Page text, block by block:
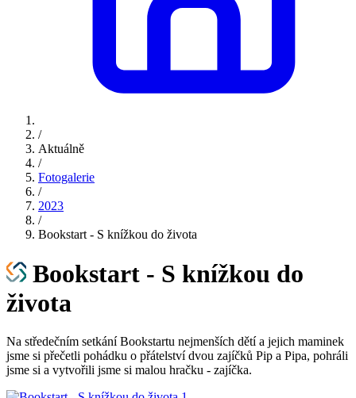
/
Aktuálně
/
Fotogalerie
/
2023
/
Bookstart - S knížkou do života
Bookstart - S knížkou do
života
Na středečním setkání Bookstartu nejmenších dětí a jejich maminek
jsme si přečetli pohádku o přátelství dvou zajíčků Pip a Pipa, pohráli
jsme si a vytvořili jsme si malou hračku - zajíčka.